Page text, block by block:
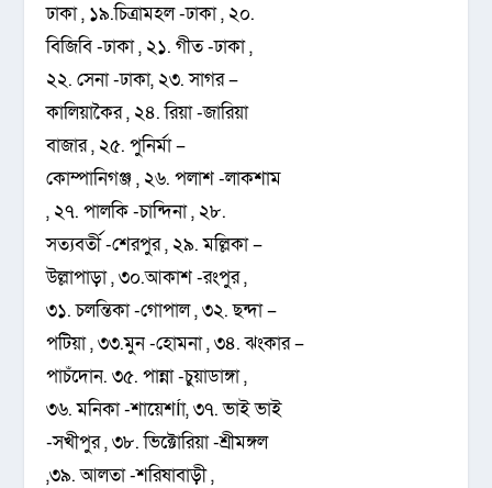
ঢাকা , ১৯.চিত্রামহল -ঢাকা , ২০.
বিজিবি -ঢাকা , ২১. গীত -ঢাকা ,
২২. সেনা -ঢাকা, ২৩. সাগর –
কালিয়াকৈর , ২৪. রিয়া -জারিয়া
বাজার , ২৫. পুনির্মা –
কোম্পানিগঞ্জ , ২৬. পলাশ -লাকশাম
, ২৭. পালকি -চান্দিনা , ২৮.
সত্যবর্তী -শেরপুর , ২৯. মল্লিকা –
উল্লাপাড়া , ৩০.আকাশ -রংপুর ,
৩১. চলন্তিকা -গোপাল , ৩২. ছন্দা –
পটিয়া , ৩৩.মুন -হোমনা , ৩৪. ঝংকার –
পাচঁদোন. ৩৫. পান্না -চুয়াডাঙ্গা ,
৩৬. মনিকা -শায়েশÍা, ৩৭. ভাই ভাই
-সখীপুর , ৩৮. ভিক্টোরিয়া -শ্রীমঙ্গল
,৩৯. আলতা -শরিষাবাড়ী ,